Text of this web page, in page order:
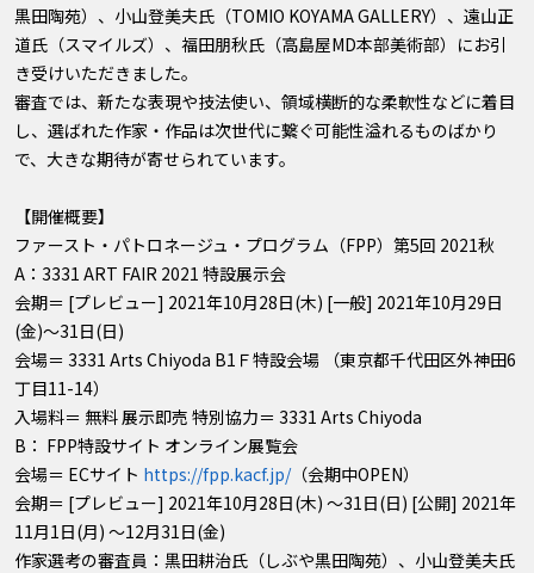
黒田陶苑）、小山登美夫氏（TOMIO KOYAMA GALLERY）、遠山正
道氏（スマイルズ）、福田朋秋氏（高島屋MD本部美術部）にお引
き受けいただきました。
審査では、新たな表現や技法使い、領域横断的な柔軟性などに着目
し、選ばれた作家・作品は次世代に繋ぐ可能性溢れるものばかり
で、大きな期待が寄せられています。
【開催概要】
ファースト・パトロネージュ・プログラム（FPP）第5回 2021秋
A：3331 ART FAIR 2021 特設展示会
会期＝ [プレビュー] 2021年10月28日(木) [一般] 2021年10月29日
(金)〜31日(日)
会場＝ 3331 Arts Chiyoda B1Ｆ特設会場 （東京都千代田区外神田6
丁目11-14）
入場料＝ 無料 展示即売 特別協力＝ 3331 Arts Chiyoda
B： FPP特設サイト オンライン展覧会
会場＝ ECサイト https://fpp.kacf.jp/（会期中OPEN）
会期＝ [プレビュー] 2021年10月28日(木) 〜31日(日) [公開] 2021年
11月1日(月) 〜12月31日(金)
作家選考の審査員：黒田耕治氏（しぶや黒田陶苑）、小山登美夫氏